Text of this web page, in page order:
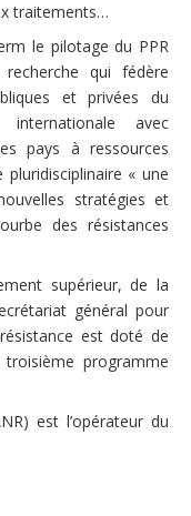
traitements…
le pilotage du PPR
qui fédère
et privées du
avec
pays à ressources
« une
stratégies et
des résistances
supérieur, de la
général pour
est doté de
programme
est l’opérateur du